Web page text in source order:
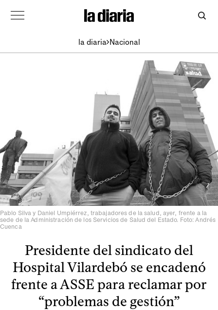
la diaria Nacional
Pablo Silva y Daniel Umpiérrez, trabajadores de la salud, ayer, frente a la
sede de la Administración de los Servicios de Salud del Estado. Foto: Andrés
Cuenca
Presidente del sindicato del
Hospital Vilardebó se encadenó
frente a ASSE para reclamar por
“problemas de gestión”